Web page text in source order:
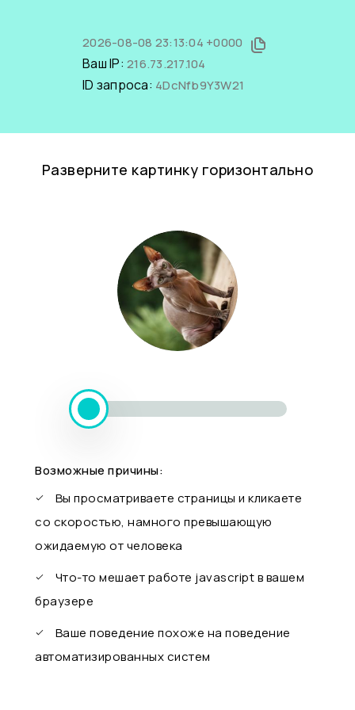
2026-08-08 23:13:04 +0000
Ваш IP: 216.73.217.104
ID запроса: 4DcNfb9Y3W21
Разверните картинку горизонтально
Возможные причины:
Вы просматриваете страницы и кликаете
со скоростью, намного превышающую
ожидаемую от человека
Что-то мешает работе javascript в вашем
браузере
Ваше поведение похоже на поведение
автоматизированных систем